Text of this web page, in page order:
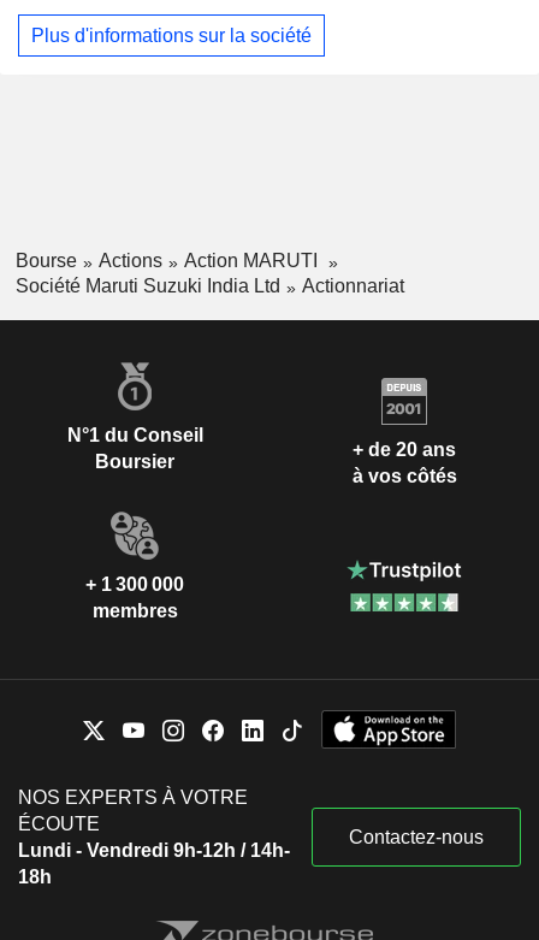
Plus d'informations sur la société
Bourse Actions
Action MARUTI
Société Maruti Suzuki India Ltd
Actionnariat
N°1 du Conseil
Boursier
+ de 20 ans
à vos côtés
+ 1 300 000
membres
NOS EXPERTS À VOTRE
ÉCOUTE
Lundi - Vendredi 9h-12h / 14h-
18h
Contactez-nous